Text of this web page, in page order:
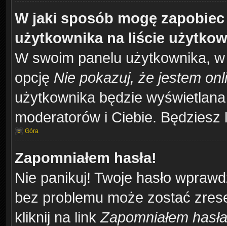
W jaki sposób mogę
użytkownika na liście
W swoim panelu użytkownika,
opcję Nie pokazuj, że jestem
użytkownika będzie
moderatorów i Ciebie.
Góra
Zapomniałem hasła!
Nie panikuj! Twoje hasło
bez problemu może zostać
kliknij na linkZapomniałem hasła